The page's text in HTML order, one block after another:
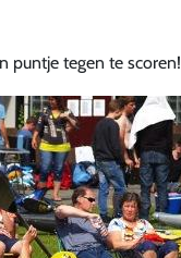
puntje tegen te scoren!